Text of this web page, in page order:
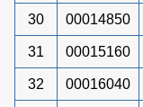
30 00014850
31 00015160
32 00016040